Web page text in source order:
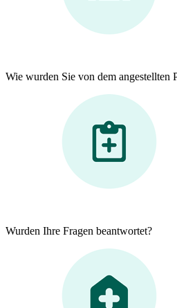
Wie wurden Sie von dem angestellten
Wurden Ihre Fragen beantwortet?